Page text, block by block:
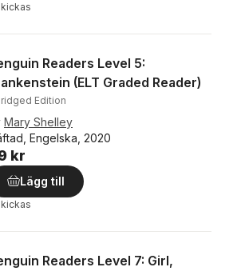
Readers Level 5:
(ELT Graded Reader)
Edition
Mary Shelley
Engelska, 2020
kr
Lägg till
Readers Level 7: Girl,